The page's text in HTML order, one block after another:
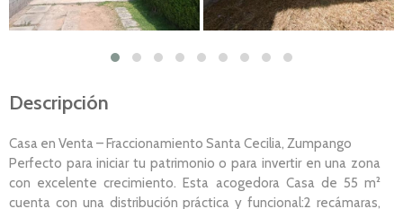
Descripción
Casa en Venta – Fraccionamiento Santa Cecilia, Zumpango
Perfecto para iniciar tu patrimonio o para invertir en una zona
con excelente crecimiento. Esta acogedora Casa de 55 m²
cuenta con una distribución práctica y funcional:2 recámaras,